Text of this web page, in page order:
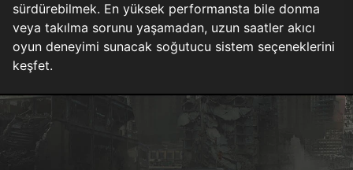
sürdürebilmek. En yüksek performansta bile donma
veya takılma sorunu yaşamadan, uzun saatler akıcı
oyun deneyimi sunacak soğutucu sistem seçeneklerini
keşfet.